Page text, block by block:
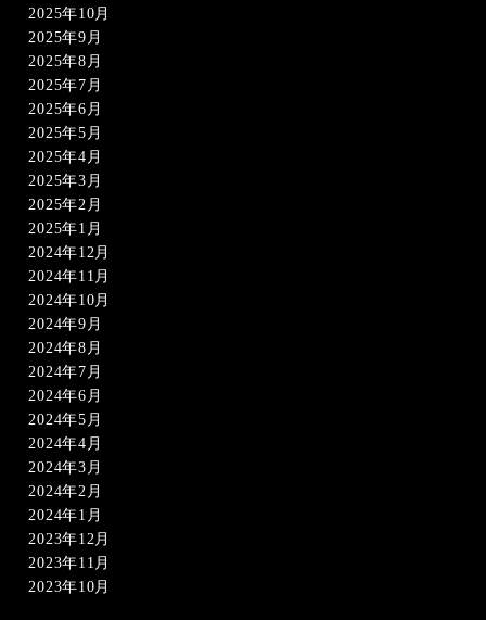
2025年10月
2025年9月
2025年8月
2025年7月
2025年6月
2025年5月
2025年4月
2025年3月
2025年2月
2025年1月
2024年12月
2024年11月
2024年10月
2024年9月
2024年8月
2024年7月
2024年6月
2024年5月
2024年4月
2024年3月
2024年2月
2024年1月
2023年12月
2023年11月
2023年10月